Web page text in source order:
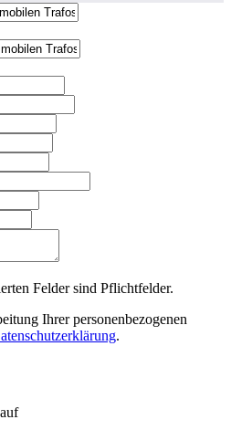
Felder sind Pflichtfelder.
Ihrer personenbezogenen
.